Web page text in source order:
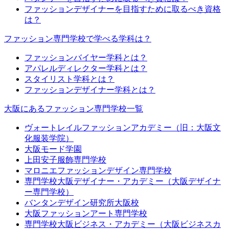
ファッションデザイナーを目指すために取るべき資格
は？
ファッション専門学校で学べる学科は？
ファッションバイヤー学科とは？
アパレルディレクター学科とは？
スタイリスト学科とは？
ファッションデザイナー学科とは？
大阪にあるファッション専門学校一覧
ヴォートレイルファッションアカデミー（旧：大阪文
化服装学院）
大阪モード学園
上田安子服飾専門学校
マロニエファッションデザイン専門学校
専門学校大阪デザイナー・アカデミー（大阪デザイナ
ー専門学校）
バンタンデザイン研究所大阪校
大阪ファッションアート専門学校
専門学校大阪ビジネス・アカデミー（大阪ビジネスカ